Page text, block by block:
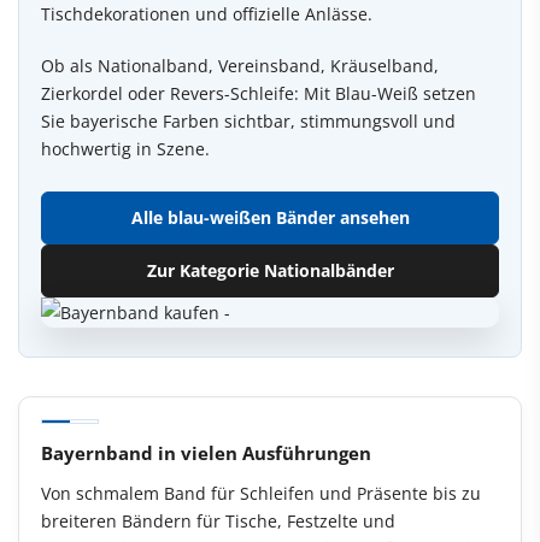
Tischdekorationen und offizielle Anlässe.
Ob als Nationalband, Vereinsband, Kräuselband,
Zierkordel oder Revers-Schleife: Mit Blau-Weiß setzen
Sie bayerische Farben sichtbar, stimmungsvoll und
hochwertig in Szene.
Alle blau-weißen Bänder ansehen
Zur Kategorie Nationalbänder
Bayernband in vielen Ausführungen
Von schmalem Band für Schleifen und Präsente bis zu
breiteren Bändern für Tische, Festzelte und